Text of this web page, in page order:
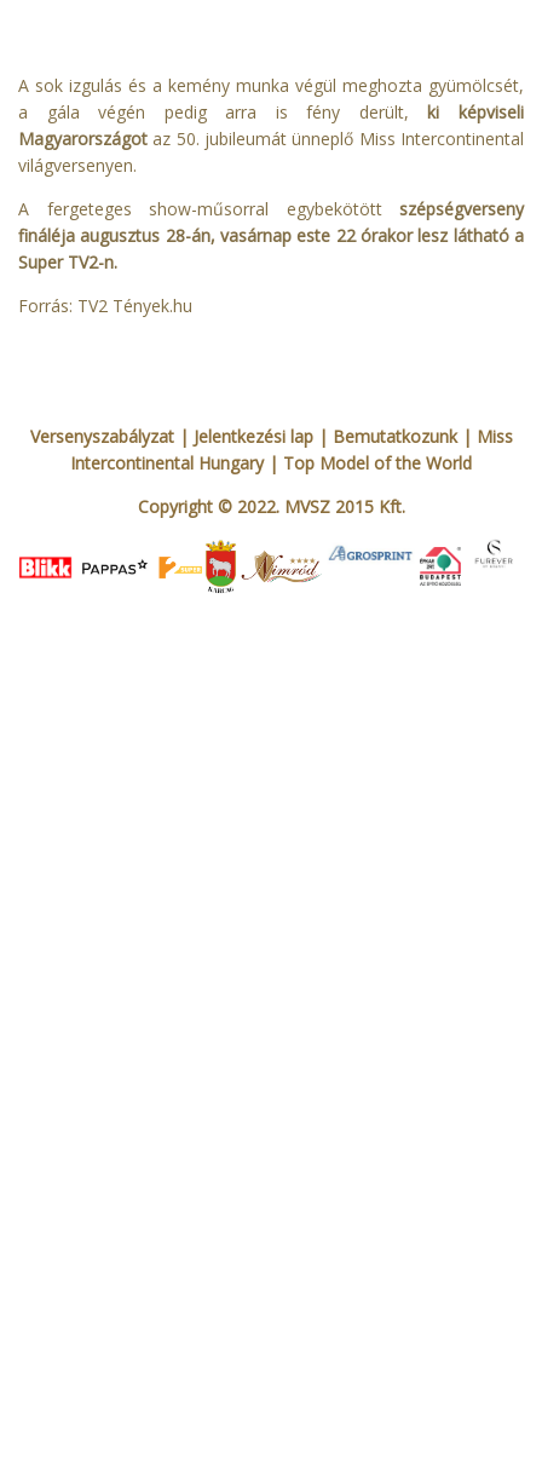
A sok izgulás és a kemény munka végül meghozta gyümölcsét,
a gála végén pedig arra is fény derült,ki képviseli
Magyarországot az 50. jubileumát ünneplő Miss Intercontinental
világversenyen.
A fergeteges show-műsorral egybekötött szépségverseny
fináléja augusztus 28-án, vasárnap este 22 órakor lesz látható a
Super TV2-n.
Forrás: TV2 Tények.hu
Versenyszabályzat| Jelentkezési lap | Bemutatkozunk| Miss
Intercontinental Hungary| Top Model of the World
Copyright © 2022. MVSZ 2015 Kft.